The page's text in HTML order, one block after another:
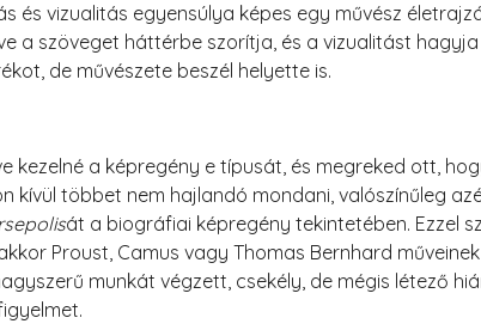
és vizualitás egyensúlya képes egy művész
a szöveget háttérbe szorítja, és a vizualitást
de művészete beszél helyette is.
kezelné a képregény e típusát, és megreked ott,
kívül többet nem hajlandó mondani, valószínűleg
át a biográfiai képregény tekintetében. Ezzel
Proust, Camus vagy Thomas Bernhard
munkát végzett, csekély, de mégis létező